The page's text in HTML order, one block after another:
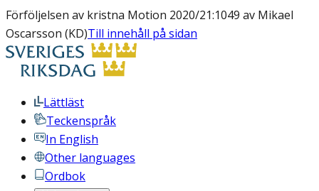
Förföljelsen av kristna Motion 2020/21:1049 av Mikael
Oscarsson (KD)Till innehåll på sidan
Lättläst
Teckenspråk
In English
Other languages
Ordbok